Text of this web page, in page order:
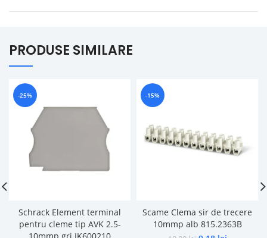
PRODUSE SIMILARE
-25%
Schrack Element terminal
pentru cleme tip AVK 2.5-
-15%
Scame Clema sir de trecere
10mmp alb 815.2363B